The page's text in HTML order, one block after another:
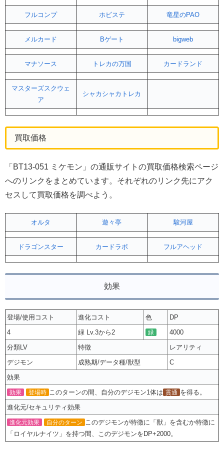
フルコンプ ホビステ 竜星のPAO
メルカード Bゲート bigweb
マナソース トレカの万国 カードランド
マスターズスクウェ
ア
シャカシャカトレカ
買取価格
「BT13-051 ミケモン」の通販サイトの買取価格検索ページ
へのリンクをまとめています。それぞれのリンク先にアク
セスして買取価格を調べよう。
オルタ 遊々亭 駿河屋
ドラゴンスター カードラボ フルアヘッド
効果
登場/使用コスト 進化コスト 色
DP
4
緑 Lv.3から2 緑
4000
分類LV
特徴
レアリティ
デジモン
成熟期/データ種/獣型
C
効果
効果 登場時 このターンの間、自分のデジモン1体は 貫通 を得る。
進化元/セキュリティ効果
進化元効果 自分のターン このデジモンが特徴に「獣」を含むか特徴に
「ロイヤルナイツ」を持つ間、このデジモンをDP+2000。